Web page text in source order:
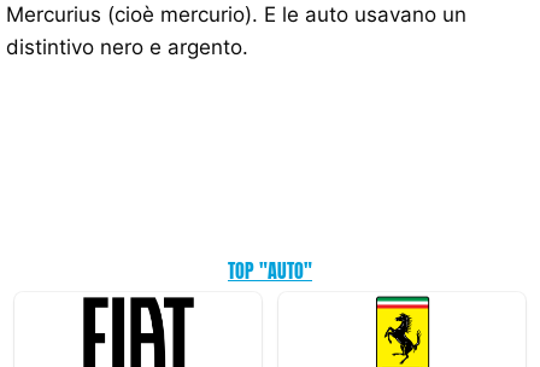
Mercurius (cioè mercurio). E le auto usavano un
distintivo nero e argento.
TOP "AUTO"